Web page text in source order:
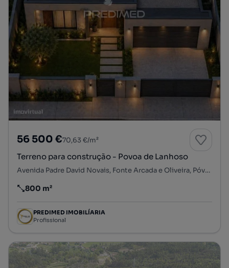
56 500 €70,63 €/m²
Terreno para construção - Povoa de Lanhoso
Avenida Padre David Novais, Fonte Arcada e Oliveira, Póvoa de Lanhoso, Braga
Preço por metro quadrado
800 m²
PREDIMED IMOBILÍARIA
Profissional